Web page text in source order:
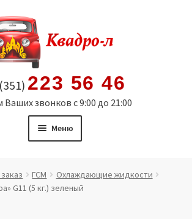
223 56 46
звонков с 9:00 до 21:00
Меню
ГСМ
Охлаждающие жидкости
G11 (5 кг.) зеленый